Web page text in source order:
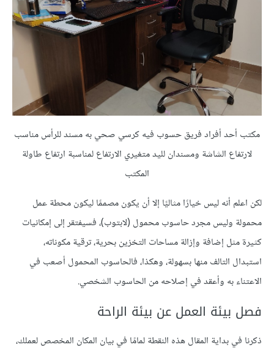
مكتب أحد أفراد فريق حسوب فيه كرسي صحي به مسند للرأس مناسب
لارتفاع الشاشة ومسندان لليد متغيري الارتفاع لمناسبة ارتفاع طاولة
المكتب
لكن اعلم أنه ليس خيارًا مثاليًا إلا أن يكون مصممًا ليكون محطة عمل
محمولة وليس مجرد حاسوب محمول (لابتوب)، فسيفتقر إلى إمكانيات
كثيرة مثل إضافة وإزالة مساحات التخزين بحرية، ترقية مكوناته،
استبدال التالف منها بسهولة، وهكذا، فالحاسوب المحمول أصعب في
الاعتناء به وأعقد في إصلاحه من الحاسوب الشخصي.
فصل بيئة العمل عن بيئة الراحة
ذكرنا في بداية المقال هذه النقطة لمامًا في بيان المكان المخصص لعملك،